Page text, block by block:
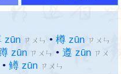
zūn ㄗㄨㄣ • 樽 zūn ㄗㄨㄣ
zūn ㄗㄨㄣ • 遵 zūn ㄗㄨ
• 鳟 zūn ㄗㄨㄣ